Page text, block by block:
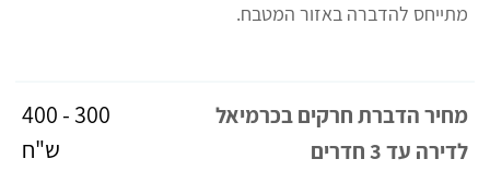
מתייחס להדברה באזור המטבח.
מחיר הדברת חרקים בכרמיאל
לדירה עד 3 חדרים
300 - 400
ש"ח